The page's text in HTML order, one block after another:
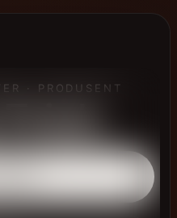
· PRODUSENT